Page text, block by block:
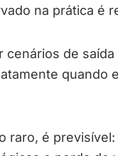
na prática é
cenários de
quando
raro, é